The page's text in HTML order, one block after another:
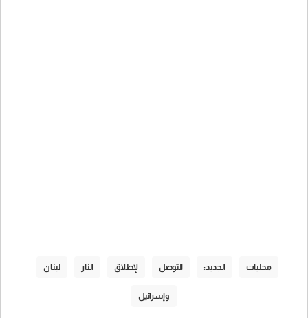
محليات الجديد: التوصل لإطلاق النار لبنان
وإسرائيل